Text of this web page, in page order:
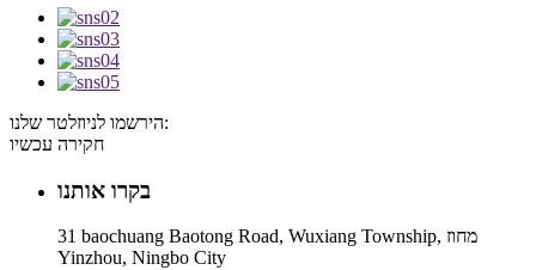
הירשמו לניוזלטר שלנו:
חקירה עכשיו
בקרו אותנו
31 baochuang Baotong Road, Wuxiang Township, מחוז
Yinzhou, Ningbo City